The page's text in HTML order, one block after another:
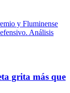
y Fluminense
Análisis
grita más que